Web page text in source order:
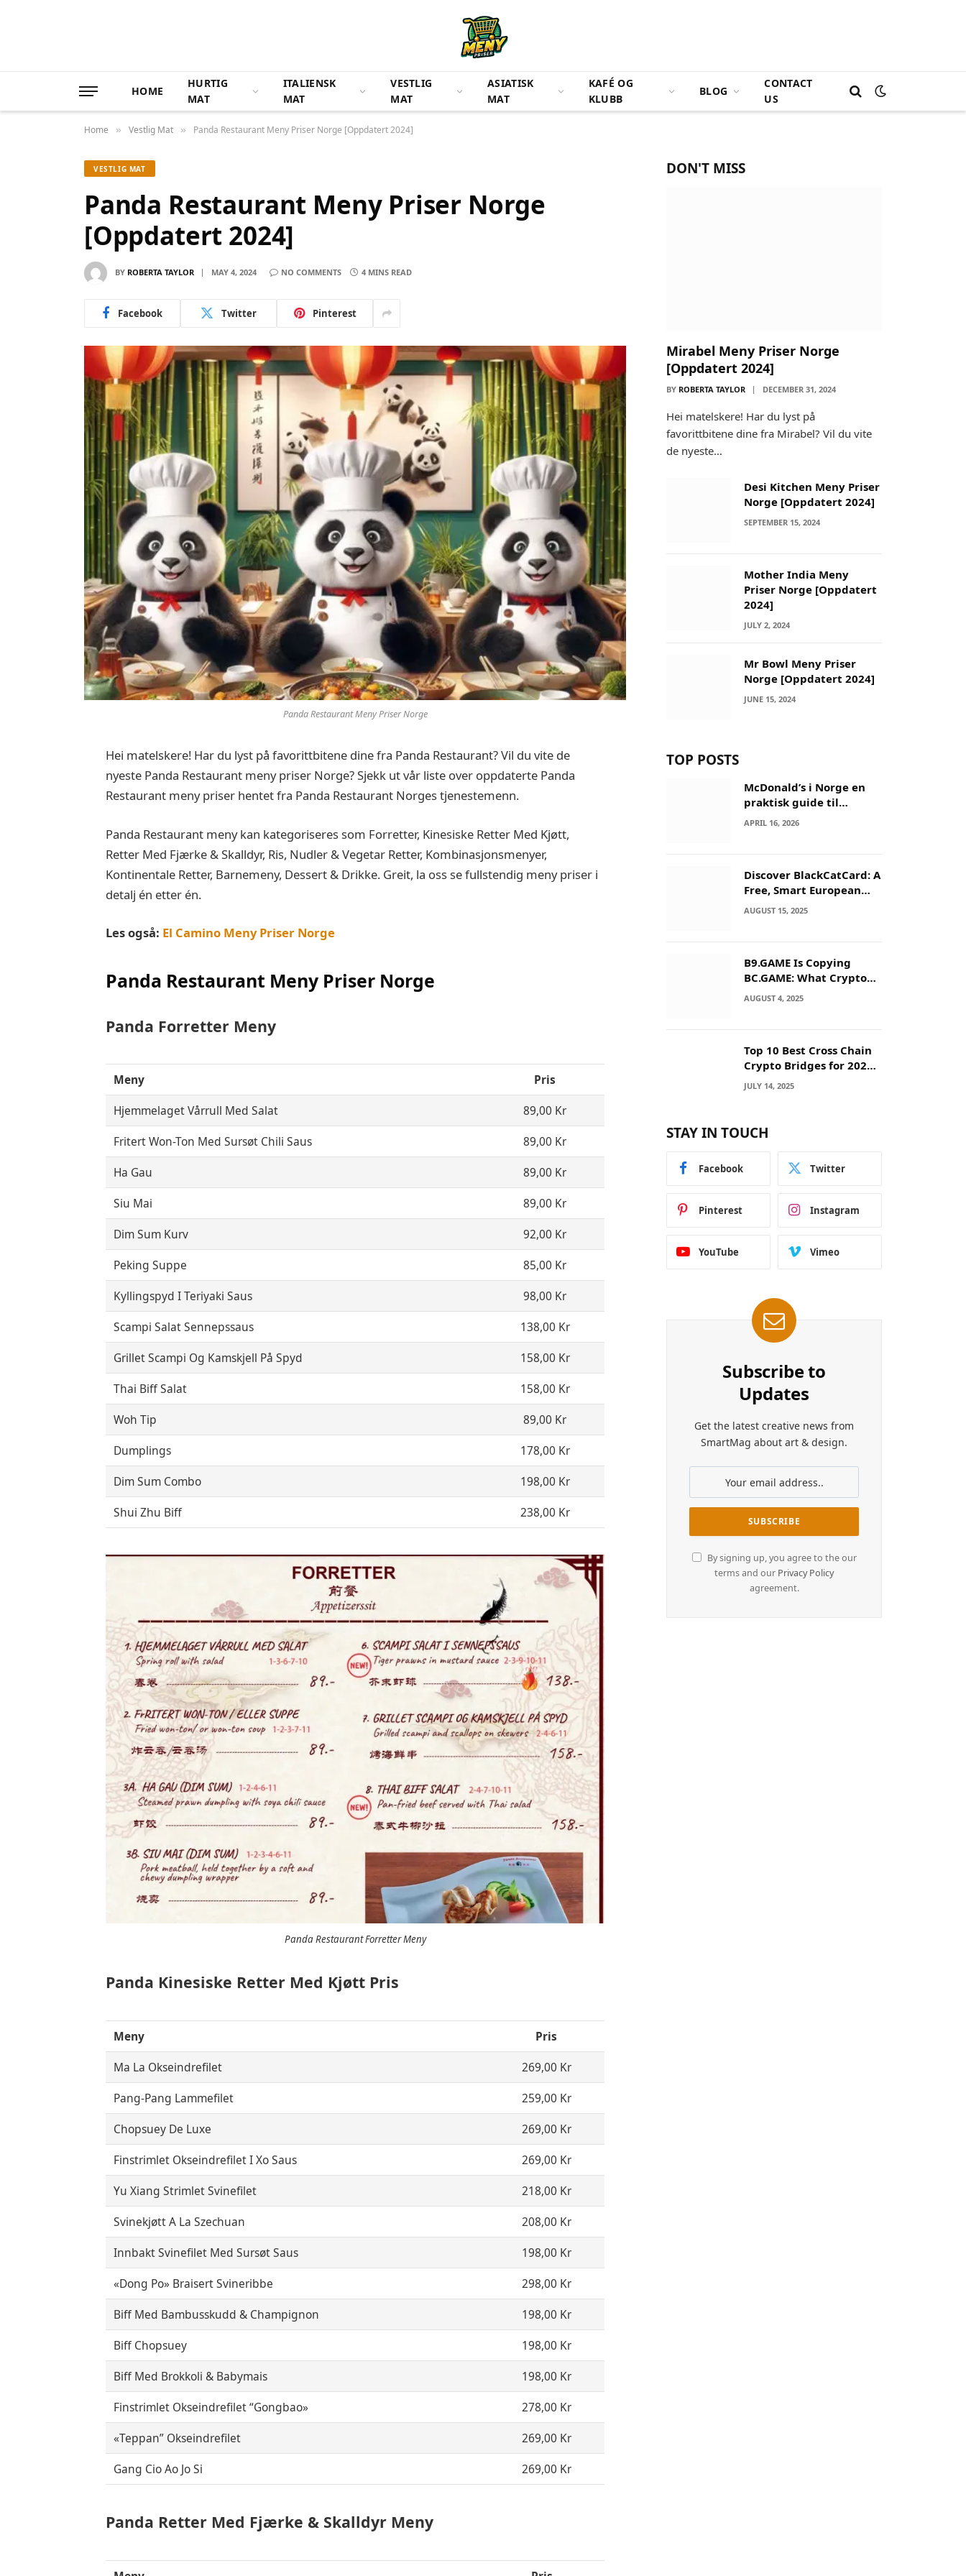
HOME
HURTIG
MAT
ITALIENSK
MAT
VESTLIG
MAT
ASIATISK
MAT
KAFÉ OG
KLUBB
BLOG
CONTACT
US
Home » Vestlig Mat » Panda Restaurant Meny Priser Norge [Oppdatert 2024]
VESTLIG MAT
Panda Restaurant Meny Priser Norge
[Oppdatert 2024]
BY ROBERTA TAYLOR MAY 4, 2024 NO COMMENTS 4 MINS READ
Facebook Twitter Pinterest
Panda Restaurant Meny Priser Norge
Hei matelskere! Har du lyst på favorittbitene dine fra Panda Restaurant? Vil du vite de
nyeste Panda Restaurant meny priser Norge? Sjekk ut vår liste over oppdaterte Panda
Restaurant meny priser hentet fra Panda Restaurant Norges tjenestemenn.
Panda Restaurant meny kan kategoriseres som Forretter, Kinesiske Retter Med Kjøtt,
Retter Med Fjærke & Skalldyr, Ris, Nudler & Vegetar Retter, Kombinasjonsmenyer,
Kontinentale Retter, Barnemeny, Dessert & Drikke. Greit, la oss se fullstendig meny priser i
detalj én etter én.
Les også: El Camino Meny Priser Norge
Panda Restaurant Meny Priser Norge
Panda Forretter Meny
Meny
Pris
Hjemmelaget Vårrull Med Salat
89,00 Kr
Fritert Won-Ton Med Sursøt Chili Saus
89,00 Kr
Ha Gau
89,00 Kr
Siu Mai
89,00 Kr
Dim Sum Kurv
92,00 Kr
Peking Suppe
85,00 Kr
Kyllingspyd I Teriyaki Saus
98,00 Kr
Scampi Salat Sennepssaus
138,00 Kr
Grillet Scampi Og Kamskjell På Spyd
158,00 Kr
Thai Biff Salat
158,00 Kr
Woh Tip
89,00 Kr
Dumplings
178,00 Kr
Dim Sum Combo
198,00 Kr
Shui Zhu Biff
238,00 Kr
Panda Restaurant Forretter Meny
Panda Kinesiske Retter Med Kjøtt Pris
Meny
Pris
Ma La Okseindrefilet
269,00 Kr
Pang-Pang Lammefilet
259,00 Kr
Chopsuey De Luxe
269,00 Kr
Finstrimlet Okseindrefilet I Xo Saus
269,00 Kr
Yu Xiang Strimlet Svinefilet
218,00 Kr
Svinekjøtt A La Szechuan
208,00 Kr
Innbakt Svinefilet Med Sursøt Saus
198,00 Kr
«Dong Po» Braisert Svineribbe
298,00 Kr
Biff Med Bambusskudd & Champignon
198,00 Kr
Biff Chopsuey
198,00 Kr
Biff Med Brokkoli & Babymais
198,00 Kr
Finstrimlet Okseindrefilet “Gongbao»
278,00 Kr
«Teppan” Okseindrefilet
269,00 Kr
Gang Cio Ao Jo Si
269,00 Kr
Panda Retter Med Fjærke & Skalldyr Meny
DON'T MISS
Mirabel Meny Priser Norge
[Oppdatert 2024]
BY ROBERTA TAYLOR DECEMBER 31, 2024
Hei matelskere! Har du lyst på
favorittbitene dine fra Mirabel? Vil du vite
de nyeste…
Desi Kitchen Meny Priser
Norge [Oppdatert 2024]
SEPTEMBER 15, 2024
Mother India Meny
Priser Norge [Oppdatert
2024]
JULY 2, 2024
Mr Bowl Meny Priser
Norge [Oppdatert 2024]
JUNE 15, 2024
TOP POSTS
McDonald’s i Norge en
praktisk guide til
menyer og besøk
APRIL 16, 2026
Discover BlackCatCard: A
Free, Smart European
IBAN & Crypto Card
AUGUST 15, 2025
B9.GAME Is Copying
BC.GAME: What Crypto
Users Need to Know
AUGUST 4, 2025
Top 10 Best Cross Chain
Crypto Bridges for 2025:
Seamless
Interoperability Across
JULY 14, 2025
STAY IN TOUCH
Facebook Twitter
Pinterest Instagram
YouTube Vimeo
Subscribe to
Updates
Get the latest creative news from
SmartMag about art & design.
By signing up, you agree to the our
terms and our Privacy Policy
agreement.